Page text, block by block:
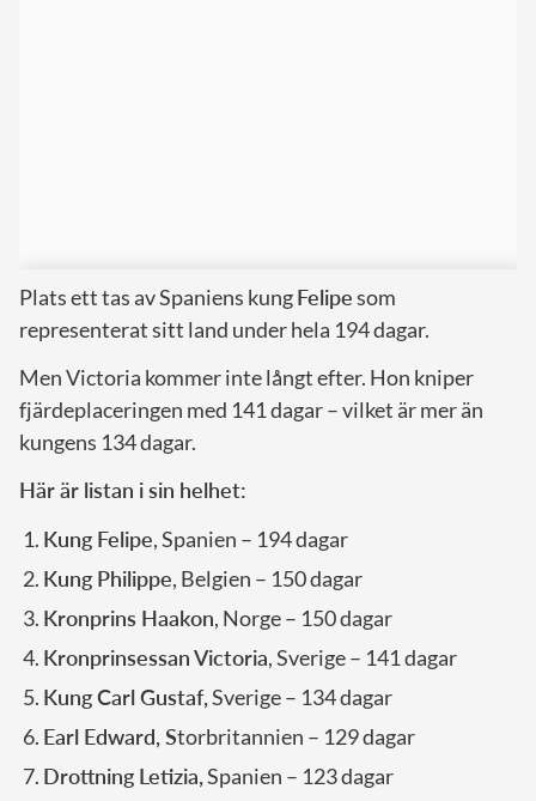
Plats ett tas av Spaniens kungFelipesom
representerat sitt land under hela 194 dagar.
Men Victoria kommer inte långt efter. Hon kniper
fjärdeplaceringen med 141 dagar – vilket är mer än
kungens 134 dagar.
Här är listan i sin helhet:
Kung Felipe, Spanien – 194 dagar
Kung Philippe, Belgien – 150 dagar
Kronprins Haakon, Norge – 150 dagar
Kronprinsessan Victoria, Sverige – 141 dagar
Kung Carl Gustaf,Sverige – 134 dagar
Earl Edward, Storbritannien – 129 dagar
Drottning Letizia,Spanien – 123 dagar